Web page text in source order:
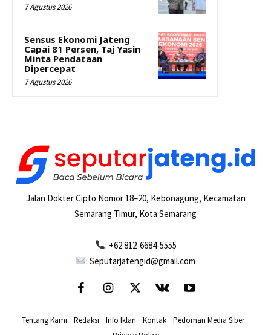
7 Agustus 2026
Sensus Ekonomi Jateng
Capai 81 Persen, Taj Yasin
Minta Pendataan
Dipercepat
7 Agustus 2026
Jalan Dokter Cipto Nomor 18–20, Kebonagung, Kecamatan
Semarang Timur, Kota Semarang
: +62 812-6684-5555
: Seputarjatengid@gmail.com
Tentang Kami Redaksi Info Iklan Kontak Pedoman Media Siber